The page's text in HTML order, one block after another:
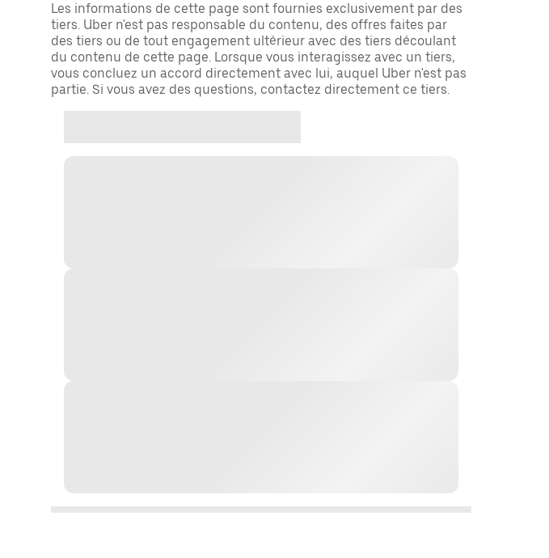
Les informations de cette page sont fournies exclusivement par des
tiers. Uber n'est pas responsable du contenu, des offres faites par
des tiers ou de tout engagement ultérieur avec des tiers découlant
du contenu de cette page. Lorsque vous interagissez avec un tiers,
vous concluez un accord directement avec lui, auquel Uber n'est pas
partie. Si vous avez des questions, contactez directement ce tiers.